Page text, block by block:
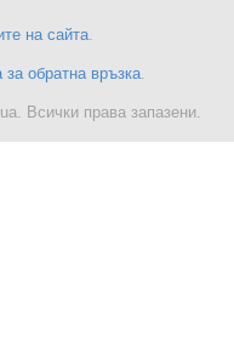
на сайта
обратна връзка
Всички права запазени.